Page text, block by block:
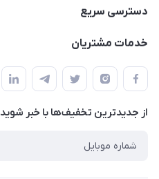
09170079505
دسترسی سریع
حساب کاربری
لیست محصولات
درباره ما
خدمات مشتریان
قوانین و مقررات
حریم خصوصی
راهنما
از جدید‌ترین تخفیف‌ها با‌ خبر شوید